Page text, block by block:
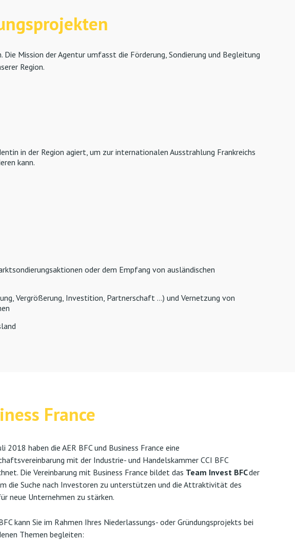
Mission der Agentur umfasst die Förderung, Sondierung und Begleitung
Region.
in der Region agiert, um zur internationalen Ausstrahlung Frankreichs
kann.
oder dem Empfang von ausländischen
Vergrößerung, Investition, Partnerschaft …) und Vernetzung von
France
2018 haben die AER BFC und Business France eine
mit der Industrie- und Handelskammer CCI BFC
Die Vereinbarung mit Business France bildet das Team Invest BFCder
die Suche nach Investoren zu unterstützen und die Attraktivität des
neue Unternehmen zu stärken.
kann Sie im Rahmen Ihres Niederlassungs- oder Gründungsprojekts bei
Themen begleiten: